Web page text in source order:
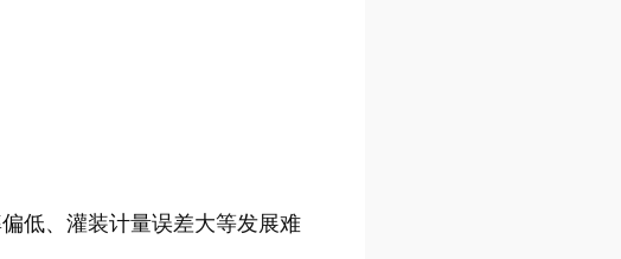
低、灌装计量误差大等发展难